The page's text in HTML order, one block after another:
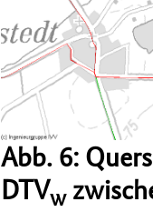
Abb. 6:
DTVw